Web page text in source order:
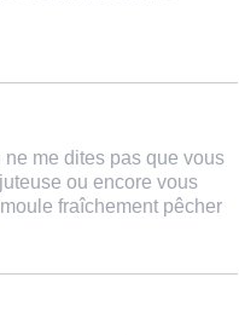
me dites pas que vous
ou encore vous
fraîchement pêcher